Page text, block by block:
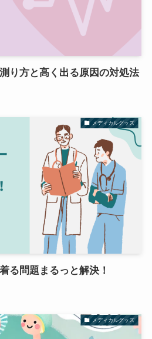
り方と高く出る原因の対処法
メディカルグッズ
る問題まるっと解決！
メディカルグッズ